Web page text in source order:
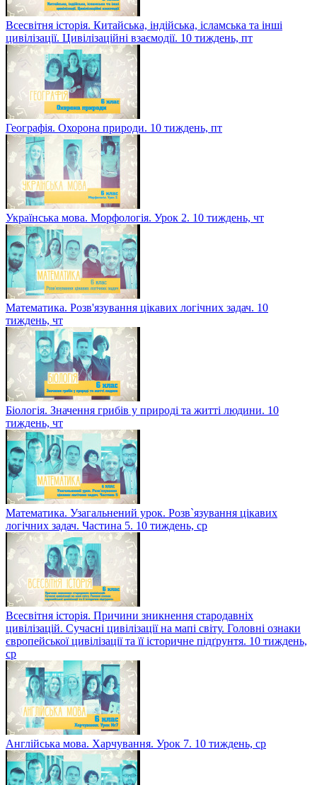
Всесвітня історія. Китайська, індійська, ісламська та інші
цивілізації. Цивілізаційні взаємодії. 10 тиждень, пт
Географія. Охорона природи. 10 тиждень, пт
Українська мова. Морфологія. Урок 2. 10 тиждень, чт
Математика. Розв'язування цікавих логічних задач. 10
тиждень, чт
Біологія. Значення грибів у природі та житті людини. 10
тиждень, чт
Математика. Узагальнений урок. Розв`язування цікавих
логічних задач. Частина 5. 10 тиждень, ср
Всесвітня історія. Причини зникнення стародавніх
цивілізацій. Сучасні цивілізації на мапі світу. Головні ознаки
європейської цивілізації та її історичне підґрунтя. 10 тиждень,
ср
Англійська мова. Харчування. Урок 7. 10 тиждень, ср